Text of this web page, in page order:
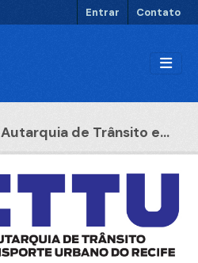
Entrar Contato
Autarquia de Trânsito e...